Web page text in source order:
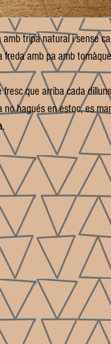
amb tripa natural i sense
freda amb pa amb
fresc que arriba cada
no hagués en estoc, es